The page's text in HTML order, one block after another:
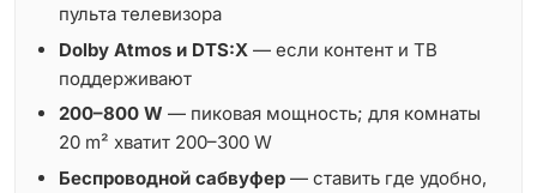
пульта телевизора
Dolby Atmos и DTS:X — если контент и ТВ
поддерживают
200–800 W — пиковая мощность; для комнаты
20 m² хватит 200–300 W
Беспроводной сабвуфер — ставить где удобно,